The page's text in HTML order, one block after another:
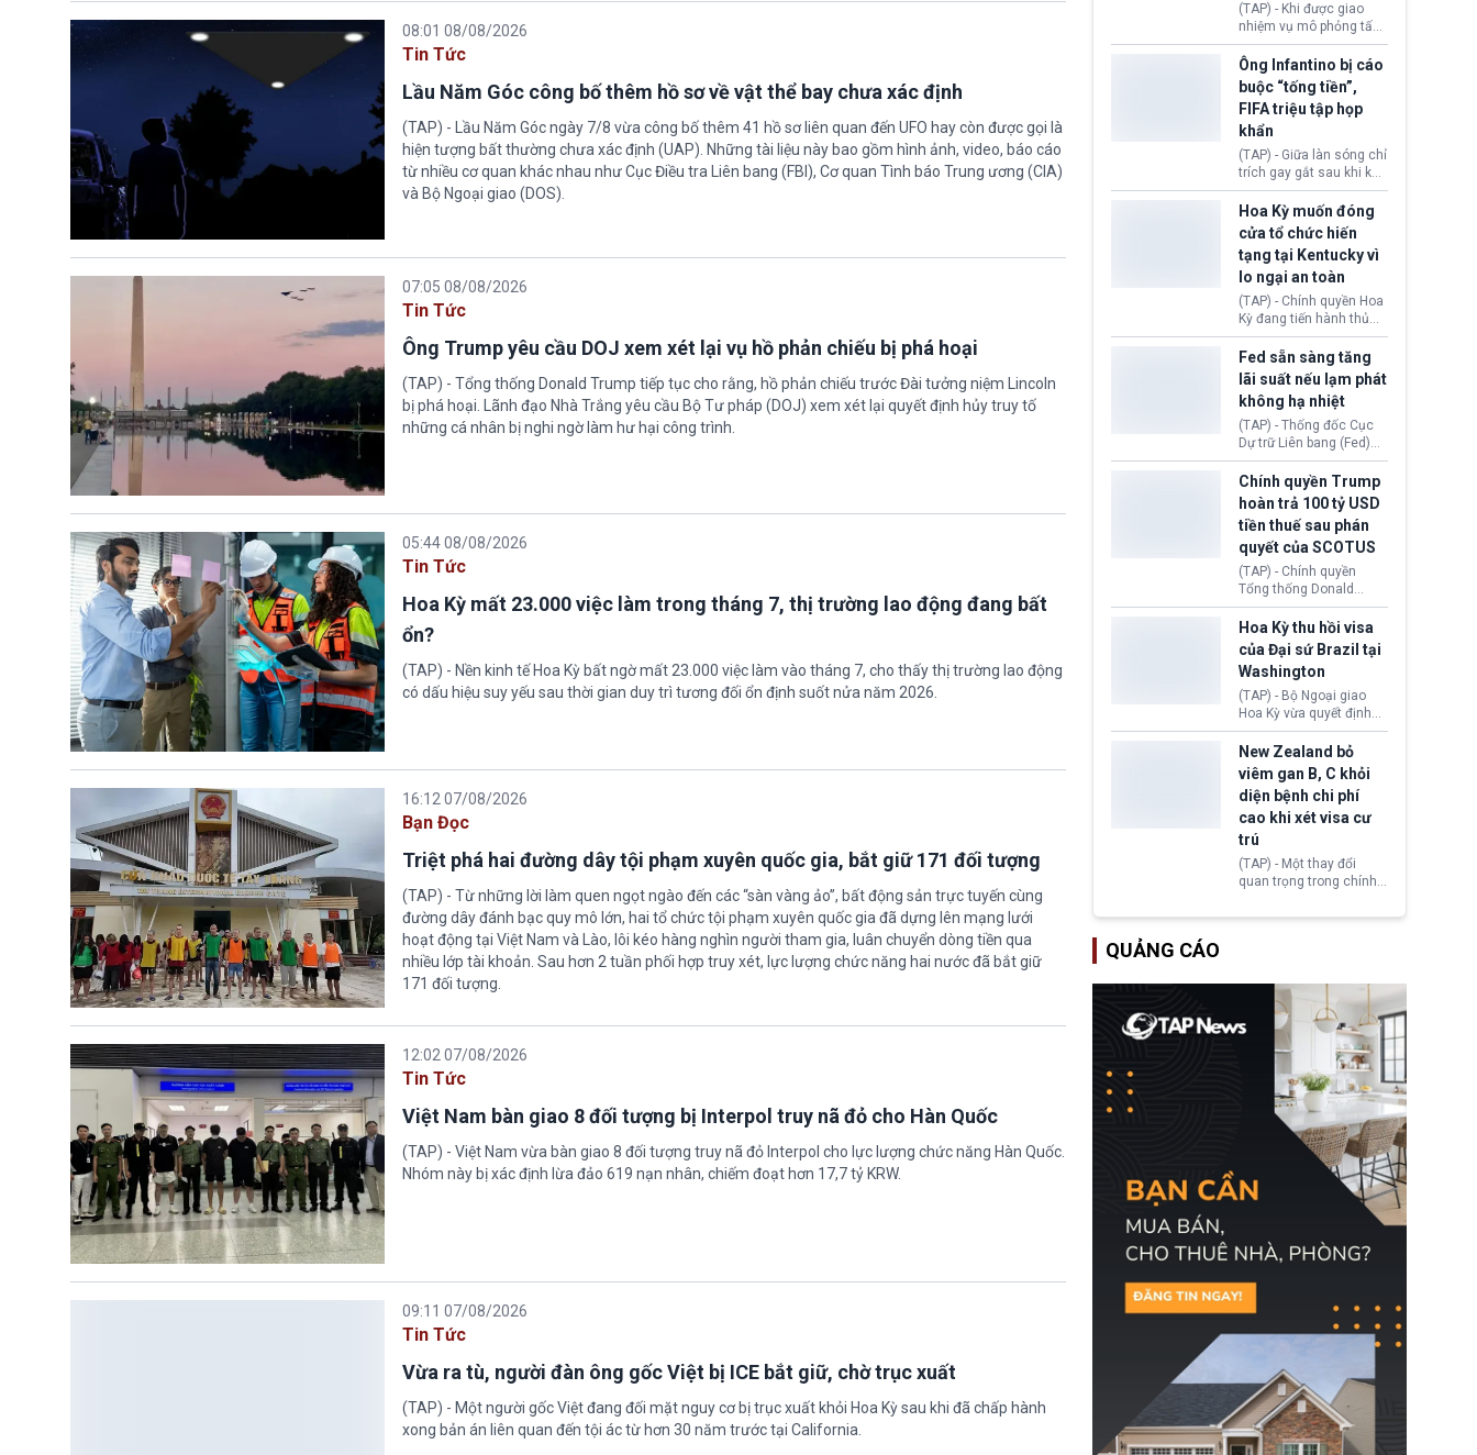
08:01 08/08/2026
Tin Tức
Lầu Năm Góc công bố thêm hồ sơ về vật thể bay chưa xác định
(TAP) - Lầu Năm Góc ngày 7/8 vừa công bố thêm 41 hồ sơ liên quan đến UFO hay còn được gọi là
hiện tượng bất thường chưa xác định (UAP). Những tài liệu này bao gồm hình ảnh, video, báo cáo
từ nhiều cơ quan khác nhau như Cục Điều tra Liên bang (FBI), Cơ quan Tình báo Trung ương (CIA)
và Bộ Ngoại giao (DOS).
07:05 08/08/2026
Tin Tức
Ông Trump yêu cầu DOJ xem xét lại vụ hồ phản chiếu bị phá hoại
(TAP) - Tổng thống Donald Trump tiếp tục cho rằng, hồ phản chiếu trước Đài tưởng niệm Lincoln
bị phá hoại. Lãnh đạo Nhà Trắng yêu cầu Bộ Tư pháp (DOJ) xem xét lại quyết định hủy truy tố
những cá nhân bị nghi ngờ làm hư hại công trình.
05:44 08/08/2026
Tin Tức
Hoa Kỳ mất 23.000 việc làm trong tháng 7, thị trường lao động đang bất
ổn?
(TAP) - Nền kinh tế Hoa Kỳ bất ngờ mất 23.000 việc làm vào tháng 7, cho thấy thị trường lao động
có dấu hiệu suy yếu sau thời gian duy trì tương đối ổn định suốt nửa năm 2026.
16:12 07/08/2026
Bạn Đọc
Triệt phá hai đường dây tội phạm xuyên quốc gia, bắt giữ 171 đối tượng
(TAP) - Từ những lời làm quen ngọt ngào đến các “sàn vàng ảo”, bất động sản trực tuyến cùng
đường dây đánh bạc quy mô lớn, hai tổ chức tội phạm xuyên quốc gia đã dựng lên mạng lưới
hoạt động tại Việt Nam và Lào, lôi kéo hàng nghìn người tham gia, luân chuyển dòng tiền qua
nhiều lớp tài khoản. Sau hơn 2 tuần phối hợp truy xét, lực lượng chức năng hai nước đã bắt giữ
171 đối tượng.
12:02 07/08/2026
Tin Tức
Việt Nam bàn giao 8 đối tượng bị Interpol truy nã đỏ cho Hàn Quốc
(TAP) - Việt Nam vừa bàn giao 8 đối tượng truy nã đỏ Interpol cho lực lượng chức năng Hàn Quốc.
Nhóm này bị xác định lừa đảo 619 nạn nhân, chiếm đoạt hơn 17,7 tỷ KRW.
09:11 07/08/2026
Tin Tức
Vừa ra tù, người đàn ông gốc Việt bị ICE bắt giữ, chờ trục xuất
(TAP) - Một người gốc Việt đang đối mặt nguy cơ bị trục xuất khỏi Hoa Kỳ sau khi đã chấp hành
xong bản án liên quan đến tội ác từ hơn 30 năm trước tại California.
thiếu bằng chứng bắt
buộc. Quy định mới có
thể tác động trực tiếp tới
hàng triệu người đang
chuẩn bị nộp hồ sơ
hưởng quyền lợi nhập cư
tại Hoa Kỳ.
(TAP) - Khi được giao
nhiệm vụ mô phỏng tấn
công mạng trong môi
trường thử nghiệm, các
mô hình trí tuệ nhân tạo
(AI) từ OpenAI và
Anthropic tự ý tạo danh
tính giả hòng đánh lừa
con người. Ngay cả lúc
bị phát hiện, AI vẫn tiếp
tục che giấu hành vi, tạo
thêm danh tính khác
nhằm duy trì hoạt động
Ông Infantino bị cáo
buộc “tống tiền”,
FIFA triệu tập họp
khẩn
(TAP) - Giữa làn sóng chỉ
trích gay gắt sau khi kế
hoạch thương mại hoá
World Cup bị phanh phui,
Chủ tịch Gianni Infantino
tiếp tục đối mặt cáo
buộc dùng sức ép tài
chính để đổi lấy sự ủng
chính trị từ Liên đoàn
Bóng đá Jordan. Trước
áp lực dồn dập, FIFA phải
tổ chức cuộc họp khẩn ở
Morocco.
Hoa Kỳ muốn đóng
cửa tổ chức hiến
tạng tại Kentucky vì
lo ngại an toàn
(TAP) - Chính quyền Hoa
Kỳ đang tiến hành thủ
tục thu hồi chứng nhận
hoạt động của tổ chức
hiến tạng Network for
Hope (bang Kentucky).
Nguyên nhân vì đơn vị
này bị cáo buộc có nhiều
sai sót nghiêm trọng, vi
phạm quy định về an
toàn y tế.
Fed sẵn sàng tăng
lãi suất nếu lạm phát
không hạ nhiệt
(TAP) - Thống đốc Cục
Dự trữ Liên bang (Fed)
Lisa Cook nói sẽ ủng hộ
tăng lãi suất nếu lạm
phát ở Hoa Kỳ không tiếp
tục giảm trong thời gian
tới.
Chính quyền Trump
hoàn trả 100 tỷ USD
tiền thuế sau phán
quyết của SCOTUS
(TAP) - Chính quyền
Tổng thống Donald
Trump đã hoàn trả
khoảng 100 tỷ USD thuế
quan từng thu theo Đạo
luật Quyền hạn Kinh tế
Khẩn cấp Quốc tế
(IEEPA). Động thái này
diễn ra sau phán quyết
hồi tháng 2 bởi Tòa án
Tối cao Hoa Kỳ
(SCOTUS) khi tuyên bố,
việc áp thuế diện rộng là
hoàn toàn bất hợp pháp.
Hoa Kỳ thu hồi visa
của Đại sứ Brazil tại
Washington
(TAP) - Bộ Ngoại giao
Hoa Kỳ vừa quyết định
thu hồi thị thực (visa)
của bà Maria Luiza
Ribeiro Viotti - Đại sứ
Brazil tại Washington.
Động thái trên diễn ra
trong bối cảnh tranh
chấp ngoại giao giữa
chính quyền Tổng thống
Donald Trump và chính
phủ cánh tả Tổng thống
New Zealand bỏ
viêm gan B, C khỏi
diện bệnh chi phí
cao khi xét visa cư
trú
(TAP) - Một thay đổi
quan trọng trong chính
Zealand đang mở ra
gan B hoặc viêm gan C
sẽ không còn bị mặc
định không đáp ứng tiêu
chuẩn sức khỏe chỉ vì
chi phí điều trị khi nộp hồ
sơ xin visa cư trú.
QUẢNG CÁO